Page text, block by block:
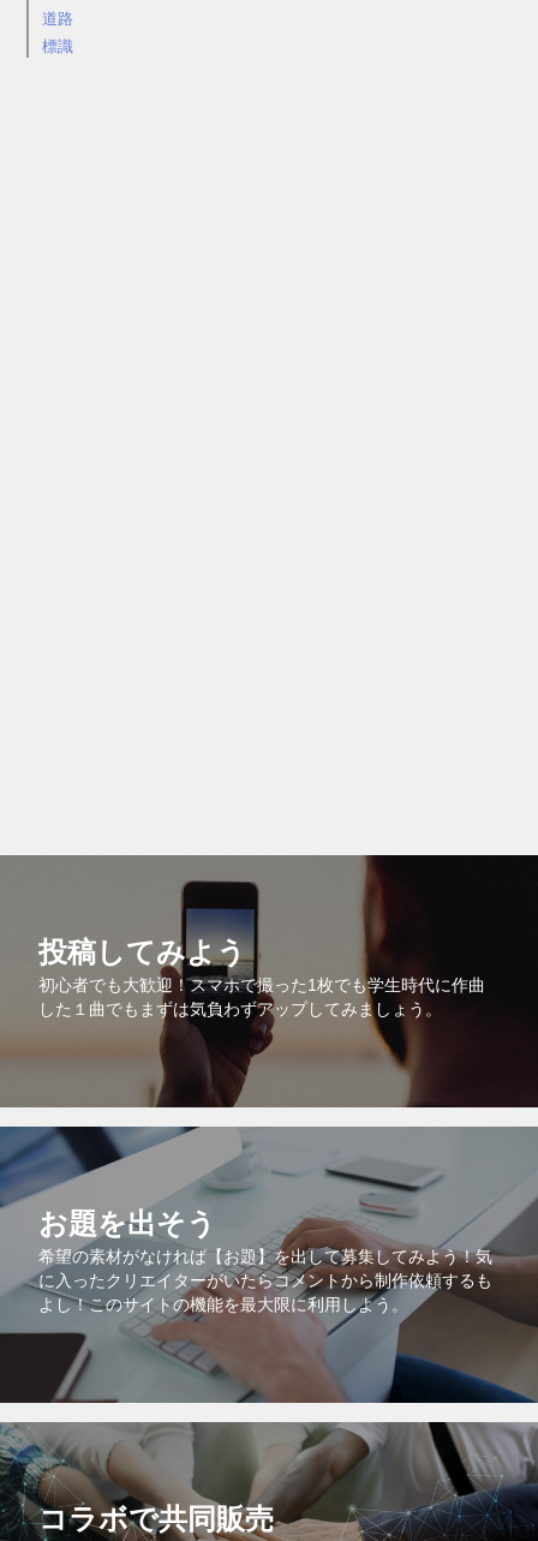
道路
標識
投稿してみよう
初心者でも大歓迎！スマホで撮った1枚でも学生時代に作曲
した１曲でもまずは気負わずアップしてみましょう。
お題を出そう
希望の素材がなければ【お題】を出して募集してみよう！気
に入ったクリエイターがいたらコメントから制作依頼するも
よし！このサイトの機能を最大限に利用しよう。
コラボで共同販売